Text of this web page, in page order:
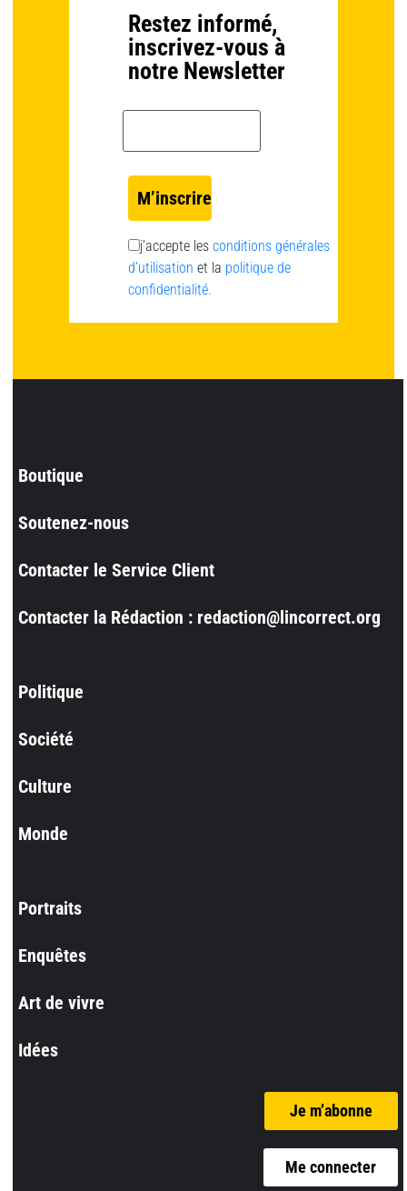
Restez informé,
inscrivez-vous à
notre Newsletter
j’accepte les conditions générales
d’utilisation et la politique de
confidentialité.
Boutique
Soutenez-nous
Contacter le Service Client
Contacter la Rédaction : redaction@lincorrect.org
Politique
Société
Culture
Monde
Portraits
Enquêtes
Art de vivre
Idées
Je m’abonne
Me connecter